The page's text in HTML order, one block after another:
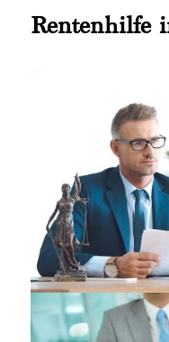
Rentenhilfe